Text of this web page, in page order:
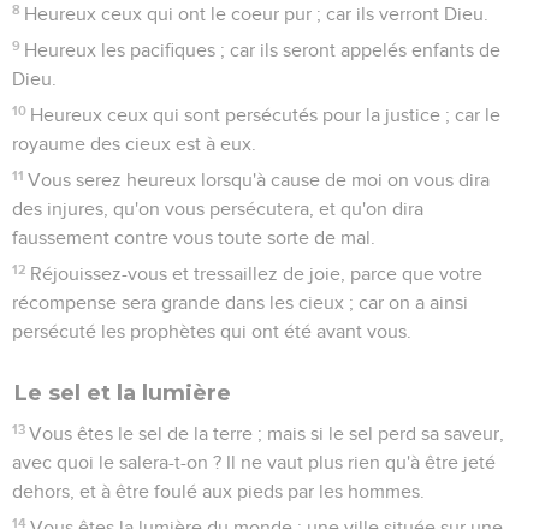
8 Heureux ceux qui ont le coeur pur ; car ils verront Dieu.
9 Heureux les pacifiques ; car ils seront appelés enfants de
Dieu.
10 Heureux ceux qui sont persécutés pour la justice ; car le
royaume des cieux est à eux.
11 Vous serez heureux lorsqu'à cause de moi on vous dira
des injures, qu'on vous persécutera, et qu'on dira
faussement contre vous toute sorte de mal.
12 Réjouissez-vous et tressaillez de joie, parce que votre
récompense sera grande dans les cieux ; car on a ainsi
persécuté les prophètes qui ont été avant vous.
Le sel et la lumière
13 Vous êtes le sel de la terre ; mais si le sel perd sa saveur,
avec quoi le salera-t-on ? Il ne vaut plus rien qu'à être jeté
dehors, et à être foulé aux pieds par les hommes.
14